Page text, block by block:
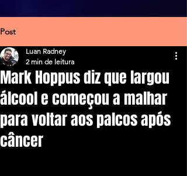
Post
Mark Hoppus diz que largou
álcool e começou a malhar
para voltar aos palcos após
câncer
Luan Radney
2 min de leitura